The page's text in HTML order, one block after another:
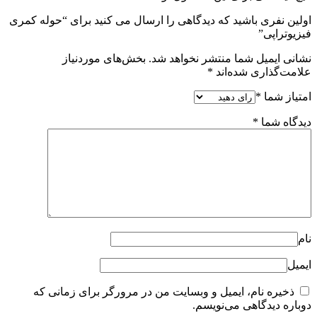
اولین نفری باشید که دیدگاهی را ارسال می کنید برای “حوله کمری
فیزیوتراپی”
نشانی ایمیل شما منتشر نخواهد شد. بخش‌های موردنیاز
علامت‌گذاری شده‌اند *
امتیاز شما *
دیدگاه شما *
نام
ایمیل
ذخیره نام، ایمیل و وبسایت من در مرورگر برای زمانی که
دوباره دیدگاهی می‌نویسم.